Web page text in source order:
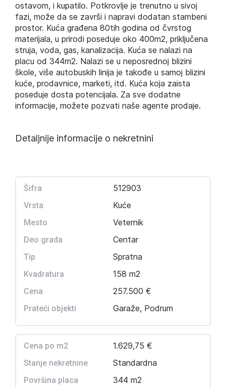
ostavom, i kupatilo. Potkrovlje je trenutno u sivoj
fazi, može da se završi i napravi dodatan stambeni
prostor. Kuća građena 80tih godina od čvrstog
materijala, u prirodi poseduje oko 400m2, priključena
struja, voda, gas, kanalizacija. Kuća se nalazi na
placu od 344m2. Nalazi se u neposrednoj blizini
škole, više autobuskih linija je takođe u samoj blizini
kuće, prodavnice, marketi, itd. Kuća koja zaista
poseduje dosta potencijala. Za sve dodatne
informacije, možete pozvati naše agente prodaje.
Detaljnije informacije o nekretnini
Šifra 512903
Vrsta Kuće
Mesto Veternik
Deo grada Centar
Tip Spratna
Kvadratura 158 m2
Cena 257.500 €
Prateći objekti Garaže, Podrum
Cena po m2 1.629,75 €
Stanje nekretnine Standardna
Površina placa 344 m2